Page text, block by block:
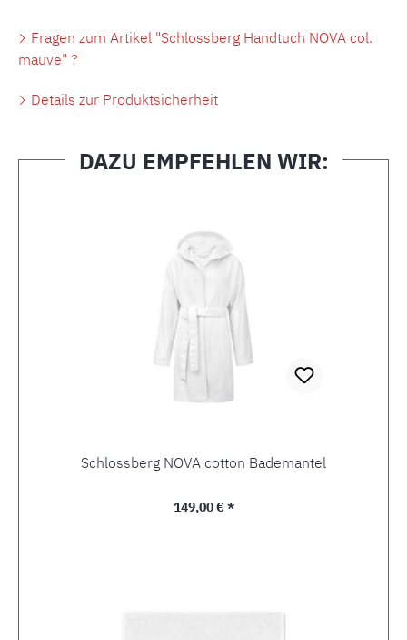
Fragen zum Artikel "Schlossberg Handtuch NOVA col.
mauve" ?
Details zur Produktsicherheit
DAZU EMPFEHLEN WIR:
Schlossberg NOVA cotton Bademantel
Regulärer Preis:
149,00 € *